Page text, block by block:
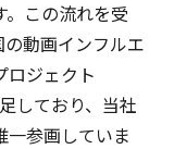
。この流れを受
動画インフルエ
ロジェクト
しており、当社
一参画していま